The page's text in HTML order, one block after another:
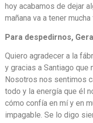
hoy acabamos de dejar
mañana va a tener mucha
Para despedirnos,
Quiero agradecer a la
y gracias a Santiago que
Nosotros nos sentimos
todo y la energía que él
cómo confía en mí y en
impagable. Se lo digo